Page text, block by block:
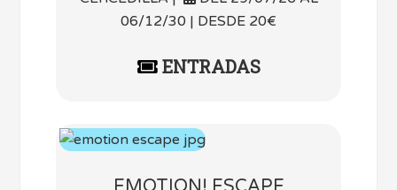
06/12/30 | DESDE 20€
ENTRADAS